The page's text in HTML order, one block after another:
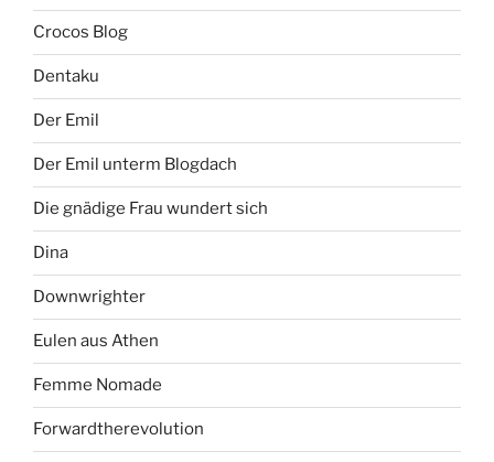
Crocos Blog
Dentaku
Der Emil
Der Emil unterm Blogdach
Die gnädige Frau wundert sich
Dina
Downwrighter
Eulen aus Athen
Femme Nomade
Forwardtherevolution